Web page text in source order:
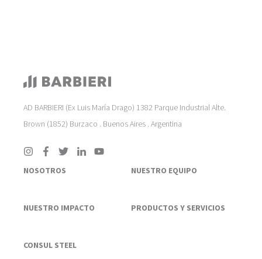
AD BARBIERI (Ex Luis María Drago) 1382 Parque Industrial Alte.
Brown (1852) Burzaco . Buenos Aires . Argentina
NOSOTROS NUESTRO EQUIPO
NUESTRO IMPACTO PRODUCTOS Y SERVICIOS
CONSUL STEEL